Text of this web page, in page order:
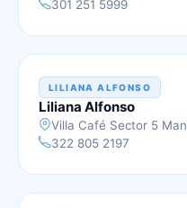
301 251 5999
LILIANA ALFONSO
Liliana Alfonso
Villa Café Sector 5
322 805 2197